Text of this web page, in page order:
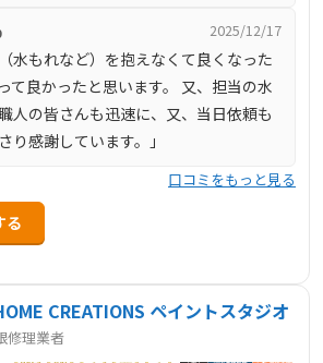
2025/12/17
水もれなど）を抱えなくて良くなった
て良かったと思います。 又、担当の水
人の皆さんも迅速に、又、当日依頼も
り感謝しています。」
口コミをもっと見る
る
CREATIONS ペイントスタジオ
修理業者